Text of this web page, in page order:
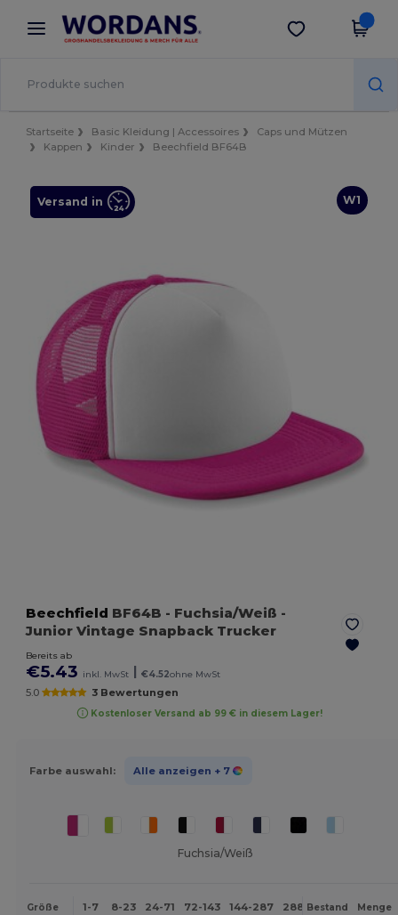
× Wordans App
Bessere Preise in der App!
App holen
Startseite Basic Kleidung | Accessoires
Caps und Mützen
Kappen
Kinder Beechfield BF64B
W1
Versand in
Beechfield BF64B - Fuchsia/Weiß -
Junior Vintage Snapback Trucker
Bereits ab
€5.43 inkl. MwSt | €4.52ohne MwSt
5.0 3 Bewertungen
Kostenloser Versand ab 99 € in diesem Lager!
Farbe auswahl: Alle anzeigen + 7
Fuchsia/Weiß
Größe 1-7 8-23 24-71 72-143 144-287 288 + Mehr
Bestand Menge